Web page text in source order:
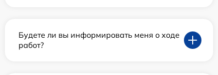
Будете ли вы информировать меня о ходе
работ?